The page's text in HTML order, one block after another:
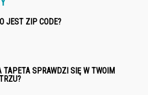
JEST ZIP CODE?
TAPETA SPRAWDZI SIĘ W TWOIM